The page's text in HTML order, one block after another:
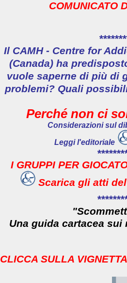
COMUNICATO
Il CAMH - Centre for
(Canada) ha
vuole saperne di più di
problemi? Quali
Perché non ci
Considerazioni sul
Leggi l'editoriale
I GRUPPI PER
Scarica gli atti
Una guida cartacea
CLICCA SULLA